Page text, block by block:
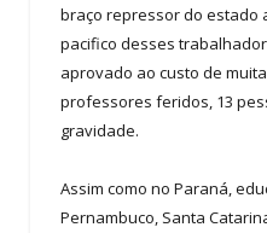
braço repressor do estado
pacifico desses
aprovado ao custo de
professores feridos, 13
gravidade.
Assim como no Paraná,
Pernambuco, Santa